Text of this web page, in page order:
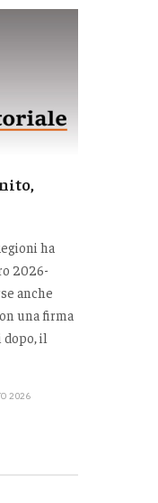
ha
2026-
anche
una firma
il
2026